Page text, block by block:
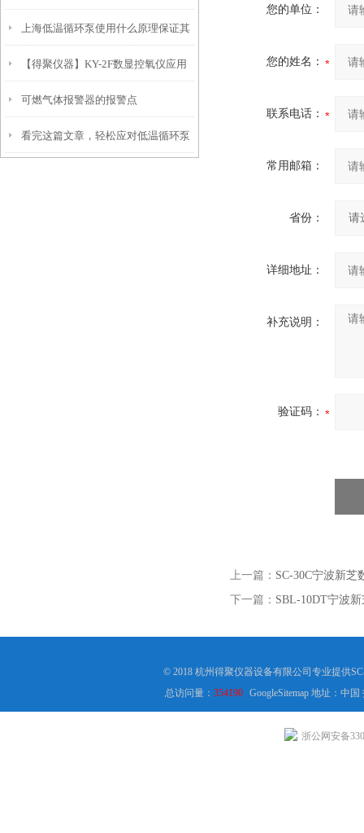
使用注意事项
上海低温循环泵使用什么原理保证其
性能优异？
【得聚仪器】KY-2F数显控氧仪应用
可燃气体报警器的报警点
看完这篇文章，轻松应对低温循环泵
您的单位：
您的姓名：
联系电话：
常用邮箱：
省份：
详细地址：
补充说明：
验证码：
上一篇： SC-30C宁波新芝
下一篇： SBL-10DT宁波
© 2018 杭州得聚仪器设备有限公司专业提供
总访问量：354190 GoogleSitemap地址：中国
浙公网安备